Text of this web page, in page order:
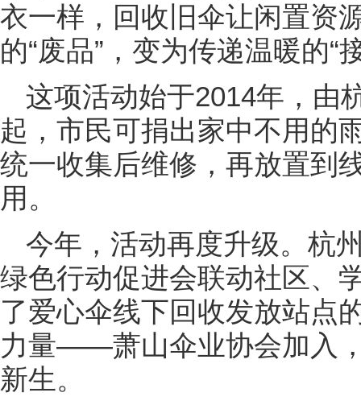
衣一样，回收旧伞让闲置资
的“废品”，变为传递温暖的“
这项活动始于2014年，由
起，市民可捐出家中不用的
统一收集后维修，再放置到
用。
今年，活动再度升级。杭
绿色行动促进会联动社区、
了爱心伞线下回收发放站点
力量——萧山伞业协会加入
新生。